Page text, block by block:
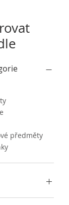
předměty